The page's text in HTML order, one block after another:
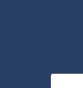
「焼きなすのジュレが